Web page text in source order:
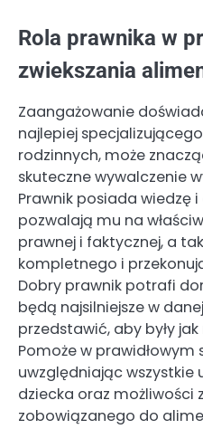
Rola prawnika w
zwiekszania
Zaangażowanie
najlepiej
rodzinnych, może
skuteczne wywalczenie
Prawnik posiada wiedzę
pozwalają mu na
prawnej i faktycznej, a
kompletnego i
Dobry prawnik potrafi
będą najsilniejsze w
przedstawić, aby były
Pomoże w prawidłowym
uwzględniając
dziecka oraz możliwości
zobowiązanego do